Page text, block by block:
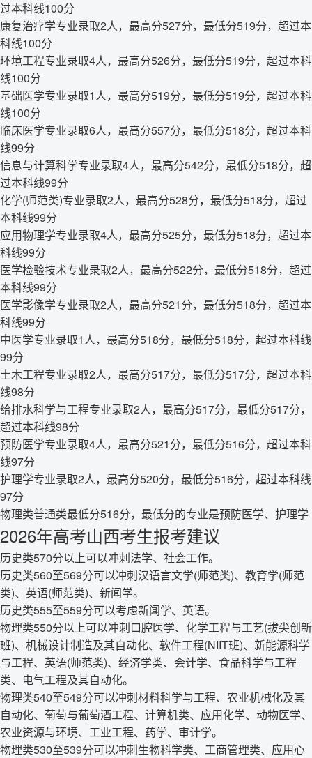
过本科线100分
康复治疗学专业录取2人，最高分527分，最低分519分，超过本
科线100分
环境工程专业录取4人，最高分526分，最低分519分，超过本科
线100分
基础医学专业录取1人，最高分519分，最低分519分，超过本科
线100分
临床医学专业录取6人，最高分557分，最低分518分，超过本科
线99分
信息与计算科学专业录取4人，最高分542分，最低分518分，超
过本科线99分
化学(师范类)专业录取2人，最高分528分，最低分518分，超过
本科线99分
应用物理学专业录取4人，最高分525分，最低分518分，超过本
科线99分
医学检验技术专业录取2人，最高分522分，最低分518分，超过
本科线99分
医学影像学专业录取2人，最高分521分，最低分518分，超过本
科线99分
中医学专业录取1人，最高分518分，最低分518分，超过本科线
99分
土木工程专业录取2人，最高分517分，最低分517分，超过本科
线98分
给排水科学与工程专业录取2人，最高分517分，最低分517分，
超过本科线98分
预防医学专业录取4人，最高分521分，最低分516分，超过本科
线97分
护理学专业录取2人，最高分520分，最低分516分，超过本科线
97分
物理类普通类最低分516分，最低分的专业是预防医学、护理学
2026年高考山西考生报考建议
历史类570分以上可以冲刺法学、社会工作。
历史类560至569分可以冲刺汉语言文学(师范类)、教育学(师范
类)、英语(师范类)、新闻学。
历史类555至559分可以考虑新闻学、英语。
物理类550分以上可以冲刺口腔医学、化学工程与工艺(拔尖创新
班)、机械设计制造及其自动化、软件工程(NIIT班)、新能源科学
与工程、英语(师范类)、经济学类、会计学、食品科学与工程
类、电气工程及其自动化。
物理类540至549分可以冲刺材料科学与工程、农业机械化及其
自动化、葡萄与葡萄酒工程、计算机类、应用化学、动物医学、
农业资源与环境、工业工程、药学、审计学。
物理类530至539分可以冲刺生物科学类、工商管理类、应用心